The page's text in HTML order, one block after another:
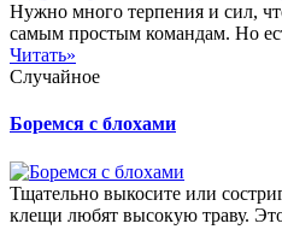
Нужно много терпения и сил,
самым простым командам. Но
Читать»
Случайное
Боремся с блохами
Тщательно выкосите или
клещи любят высокую траву.